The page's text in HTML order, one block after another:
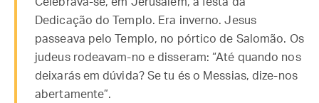
Dedicação do Templo. Era inverno. Jesus
passeava pelo Templo, no pórtico de Salomão. Os
judeus rodeavam-no e disseram: “Até quando nos
deixarás em dúvida? Se tu és o Messias, dize-nos
abertamente”.